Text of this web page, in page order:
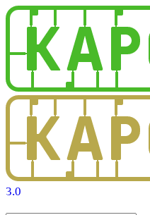
3.0